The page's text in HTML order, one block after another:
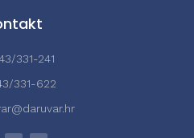
331-241
331-622